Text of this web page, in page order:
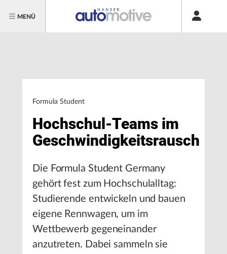
MENÜ
Formula Student
Hochschul-Teams im
Geschwindigkeitsrausch
Die Formula Student Germany
gehört fest zum Hochschulalltag:
Studierende entwickeln und bauen
eigene Rennwagen, um im
Wettbewerb gegeneinander
anzutreten. Dabei sammeln sie